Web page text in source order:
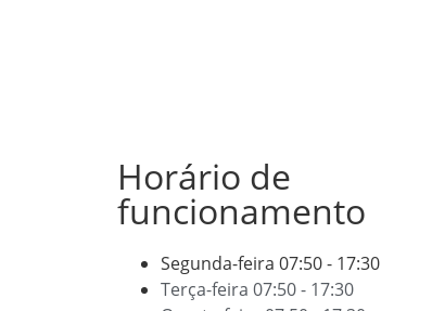
Horário de
funcionamento
Segunda-feira 07:50 - 17:30
Terça-feira 07:50 - 17:30